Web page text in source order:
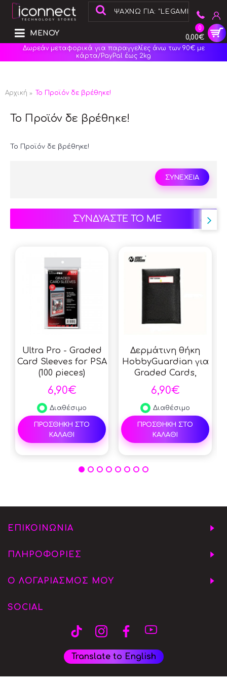
0
0,00€
ΜΕΝΟΥ
Δωρεάν μεταφορικά για παραγγελίες άνω των 90€ με
κάρτα/PayPal έως 2kg
Αρχική Το Προϊόν δε βρέθηκε!
Το Προϊόν δε βρέθηκε!
Το Προϊόν δε βρέθηκε!
ΣΥΝΕΧΕΙΑ
ΣΥΝΔΥΑΣΤΕ ΤΟ ΜΕ
Ultra Pro - Graded
Card Sleeves for PSA
(100 pieces)
6,90€
Διαθέσιμο
ΠΡΟΣΘΗΚΗ ΣΤΟ
ΚΑΛΑΘΙ
Δερμάτινη θήκη
HobbyGuardian για
Graded Cards,
Συλλογή StreetRules
για PSA, BGS Slabs,
Προστασία
συλλεκτικών καρτών
- Black
6,90€
Διαθέσιμο
ΠΡΟΣΘΗΚΗ ΣΤΟ
ΚΑΛΑΘΙ
ΕΠΙΚΟΙΝΩΝΙΑ
ΠΛΗΡΟΦΟΡΙΕΣ
Ο ΛΟΓΑΡΙΑΣΜΟΣ ΜΟΥ
SOCIAL
Translate to English